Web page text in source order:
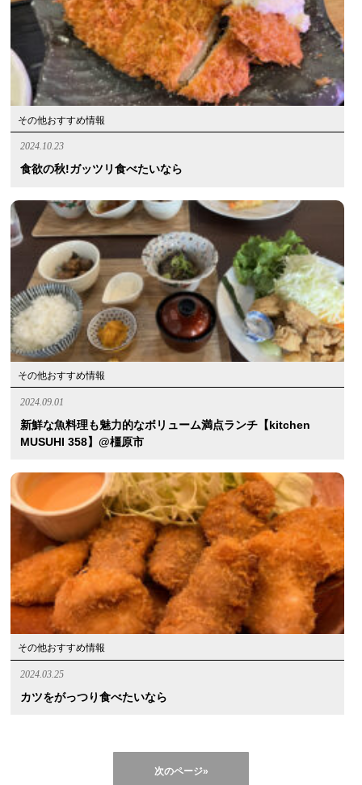
その他おすすめ情報
2024.10.23
食欲の秋!ガッツリ食べたいなら
その他おすすめ情報
2024.09.01
新鮮な魚料理も魅力的なボリューム満点ランチ【kitchen
MUSUHI 358】@橿原市
その他おすすめ情報
2024.03.25
カツをがっつり食べたいなら
次のページ»